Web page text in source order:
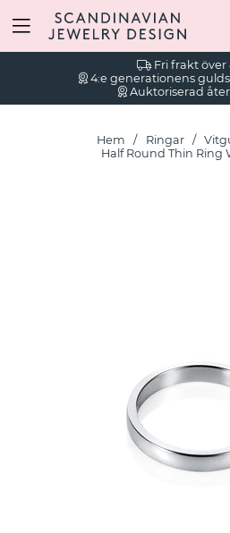
Fri frakt över
4:e generationens
Auktoriserad
Hem Ringar
Half Round Thin Ring